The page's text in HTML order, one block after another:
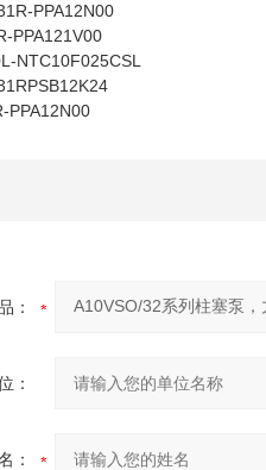
PPA12N00
PPA121V00
NTC10F025CSL
PPA12N00
：
：
：